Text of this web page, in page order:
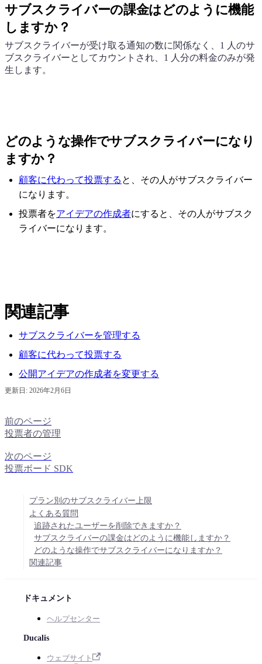
サブスクライバーの課金はどのように機能
しますか？
サブスクライバーが受け取る通知の数に関係なく、1 人のサ
ブスクライバーとしてカウントされ、1 人分の料金のみが発
生します。
どのような操作でサブスクライバーになり
ますか？
顧客に代わって投票する と、その人がサブスクライバー
になります。
投票者をアイデアの作成者にすると、その人がサブスク
ライバーになります。
関連記事
サブスクライバーを管理する
顧客に代わって投票する
公開アイデアの作成者を変更する
更新日: 2026年2月6日
前のページ
投票者の管理
次のページ
投票ボード SDK
プラン別のサブスクライバー上限
よくある質問
追跡されたユーザーを削除できますか？
サブスクライバーの課金はどのように機能しますか？
どのような操作でサブスクライバーになりますか？
関連記事
ドキュメント
ヘルプセンター
Ducalis
ウェブサイト